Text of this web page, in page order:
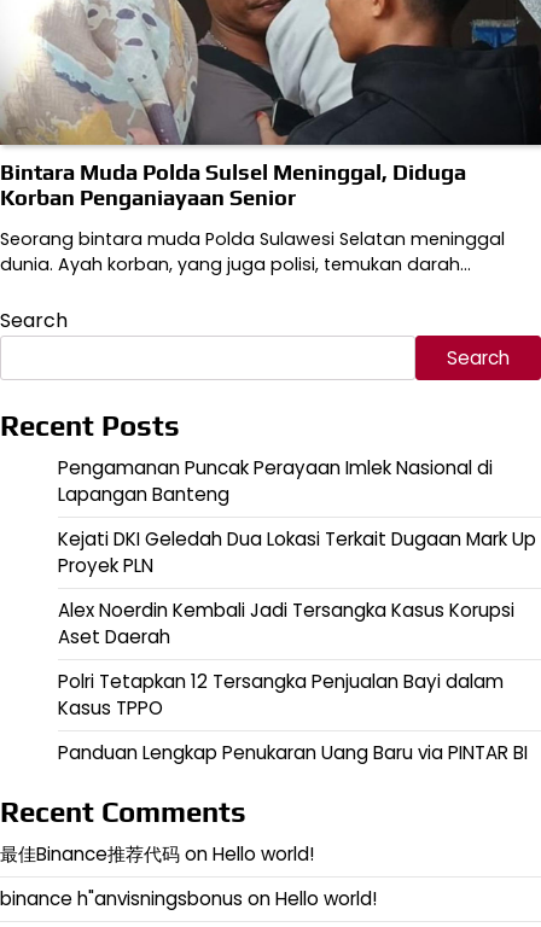
Bintara Muda Polda Sulsel Meninggal, Diduga
Korban Penganiayaan Senior
Seorang bintara muda Polda Sulawesi Selatan meninggal
dunia. Ayah korban, yang juga polisi, temukan darah…
Search
Search
Recent Posts
Pengamanan Puncak Perayaan Imlek Nasional di
Lapangan Banteng
Kejati DKI Geledah Dua Lokasi Terkait Dugaan Mark Up
Proyek PLN
Alex Noerdin Kembali Jadi Tersangka Kasus Korupsi
Aset Daerah
Polri Tetapkan 12 Tersangka Penjualan Bayi dalam
Kasus TPPO
Panduan Lengkap Penukaran Uang Baru via PINTAR BI
Recent Comments
最佳Binance推荐代码onHello world!
binance h"anvisningsbonus onHello world!